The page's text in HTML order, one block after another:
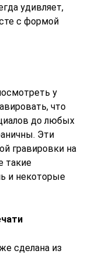
удивляет,
с формой
у
что
до любых
Эти
гравировки на
такие
и некоторые
сделана из